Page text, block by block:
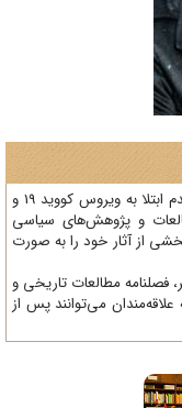
با توجه به نیاز به تداوم مراقبت‌های بهداشتی برای عدم ابتلا به ویروس کووید 19 و
و پژوهش‌های سیاسی
از آثار خود را به صورت
مطالعات تاریخی و
می‌توانند پس از